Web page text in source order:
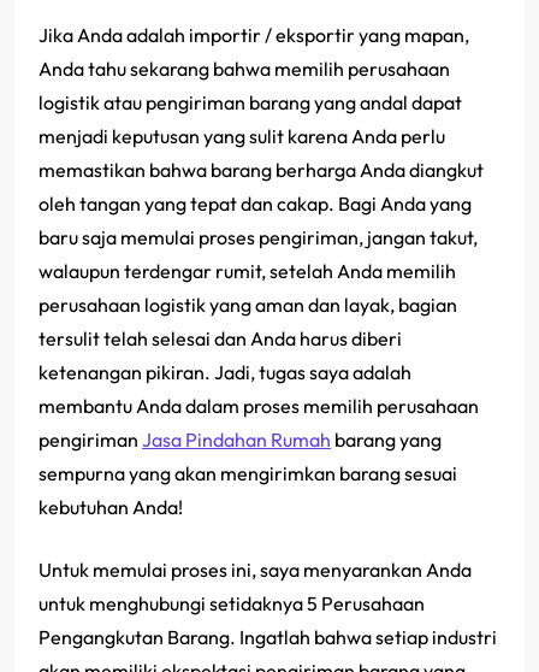
Jika Anda adalah importir / eksportir yang mapan,
Anda tahu sekarang bahwa memilih perusahaan
logistik atau pengiriman barang yang andal dapat
menjadi keputusan yang sulit karena Anda perlu
memastikan bahwa barang berharga Anda diangkut
oleh tangan yang tepat dan cakap. Bagi Anda yang
baru saja memulai proses pengiriman, jangan takut,
walaupun terdengar rumit, setelah Anda memilih
perusahaan logistik yang aman dan layak, bagian
tersulit telah selesai dan Anda harus diberi
ketenangan pikiran. Jadi, tugas saya adalah
membantu Anda dalam proses memilih perusahaan
pengiriman Jasa Pindahan Rumah barang yang
sempurna yang akan mengirimkan barang sesuai
kebutuhan Anda!
Untuk memulai proses ini, saya menyarankan Anda
untuk menghubungi setidaknya 5 Perusahaan
Pengangkutan Barang. Ingatlah bahwa setiap industri